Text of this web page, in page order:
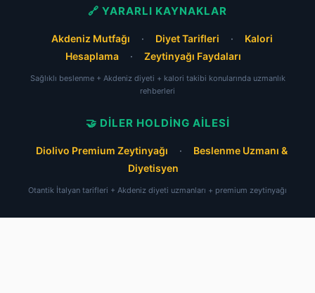
🔗 YARARLI KAYNAKLAR
Akdeniz Mutfağı · Diyet Tarifleri ·
Kalori
Hesaplama
· Zeytinyağı Faydaları
Sağlıklı beslenme + Akdeniz diyeti + kalori takibi konularında uzmanlık
rehberleri
🤝 DILER HOLDING AILESI
Diolivo Premium Zeytinyağı ·
Beslenme Uzmanı &
Diyetisyen
Otantik İtalyan tarifleri + Akdeniz diyeti uzmanları + premium zeytinyağı